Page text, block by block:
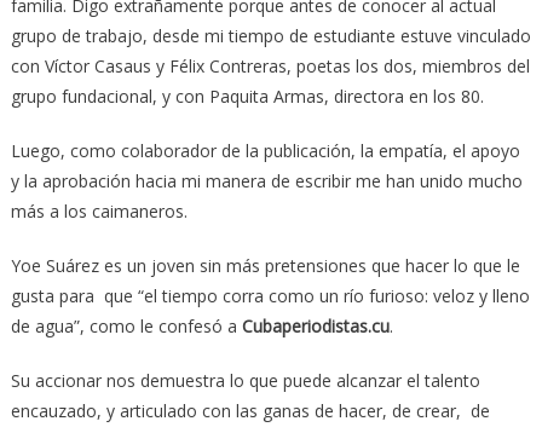
familia. Digo extrañamente porque antes de conocer al actual
grupo de trabajo, desde mi tiempo de estudiante estuve vinculado
con Víctor Casaus y Félix Contreras, poetas los dos, miembros del
grupo fundacional, y con Paquita Armas, directora en los 80.
Luego, como colaborador de la publicación, la empatía, el apoyo
y la aprobación hacia mi manera de escribir me han unido mucho
más a los caimaneros.
Yoe Suárez es un joven sin más pretensiones que hacer lo que le
gusta para que “el tiempo corra como un río furioso: veloz y lleno
de agua”, como le confesó a Cubaperiodistas.cu.
Su accionar nos demuestra lo que puede alcanzar el talento
encauzado, y articulado con las ganas de hacer, de crear, de